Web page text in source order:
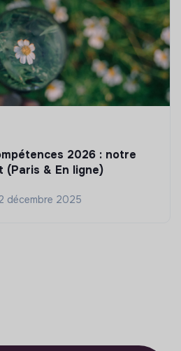
2026 : notre
& En ligne)
décembre 2025